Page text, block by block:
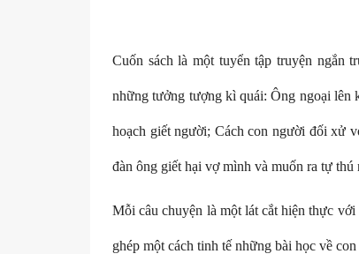
Cuốn sách là một tuyển tập truyện ngắn
những tưởng tượng kì quái: Ông ngoại lên
hoạch giết người; Cách con người đối xử
đàn ông giết hại vợ mình và muốn ra tự
Mỗi câu chuyện là một lát cắt hiện thực
ghép một cách tinh tế những bài học về